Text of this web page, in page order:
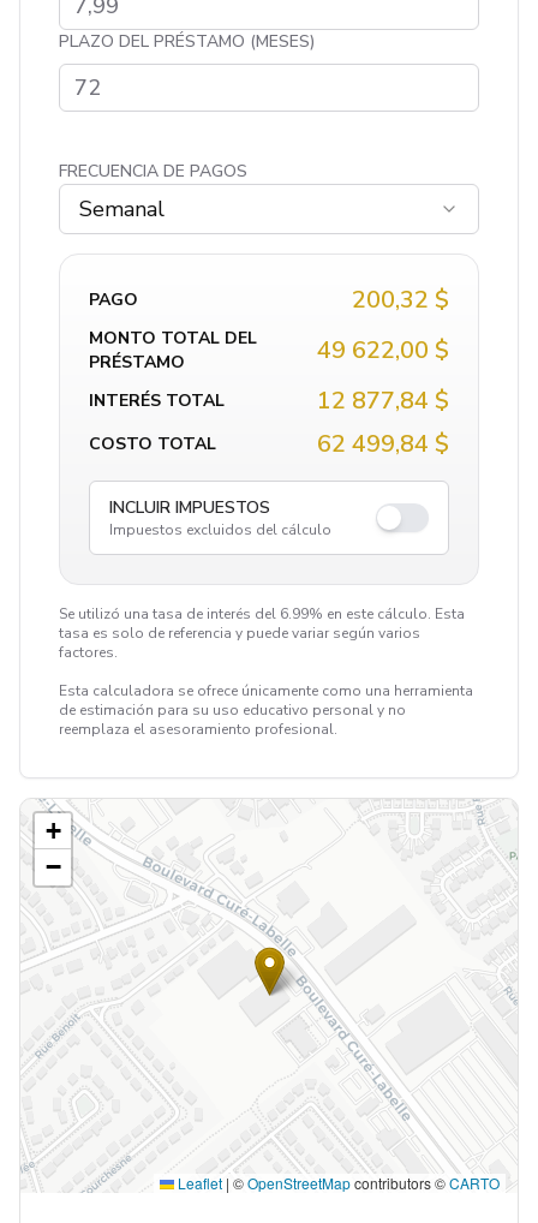
PLAZO DEL PRÉSTAMO (MESES)
FRECUENCIA DE PAGOS
Semanal
PAGO 200,32 $
MONTO TOTAL DEL
PRÉSTAMO
49 622,00 $
INTERÉS TOTAL 12 877,84 $
COSTO TOTAL 62 499,84 $
INCLUIR IMPUESTOS
Impuestos excluidos del cálculo
Se utilizó una tasa de interés del 6.99% en este cálculo. Esta
tasa es solo de referencia y puede variar según varios
factores.
Esta calculadora se ofrece únicamente como una herramienta
de estimación para su uso educativo personal y no
reemplaza el asesoramiento profesional.
+
−
Leaflet | ©OpenStreetMapcontributors ©CARTO